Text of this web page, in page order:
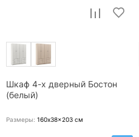
Шкаф 4-х дверный Бостон
(белый)
Размеры: 160x38x203 см